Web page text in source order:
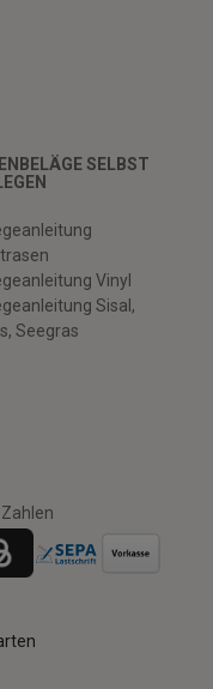
SELBST
Vinyl
Sisal,
Seegras